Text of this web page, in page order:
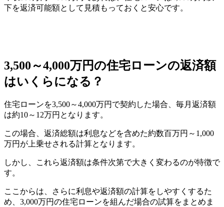
下を返済可能額として見積もっておくと安心です。
3,500～4,000万円の住宅ローンの返済額
はいくらになる？
住宅ローンを3,500～4,000万円で契約した場合、毎月返済額
は約10～12万円となります。
この場合、返済総額は利息などを含めた約数百万円～1,000
万円が上乗せされる計算となります。
しかし、これら返済額は条件次第で大きく変わるのが特徴で
す。
ここからは、さらに利息や返済額の計算をしやすくするた
め、3,000万円の住宅ローンを組んだ場合の試算をまとめま